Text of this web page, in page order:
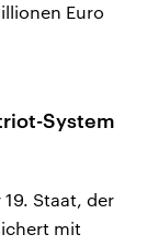
Euro
System
Staat, der
mit